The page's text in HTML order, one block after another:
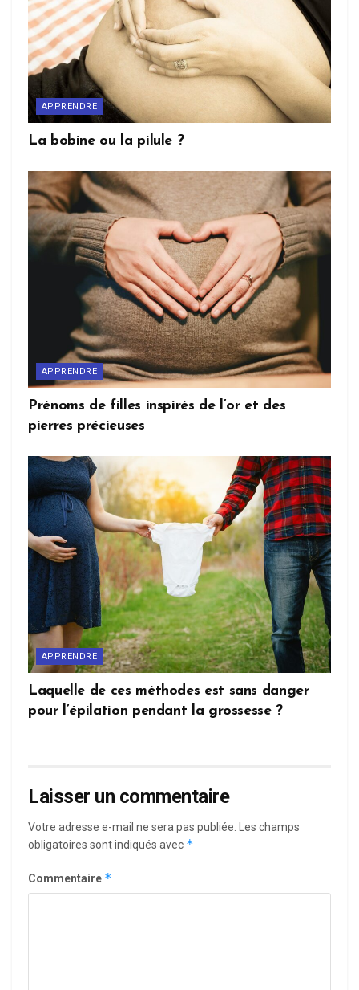
APPRENDRE
La bobine ou la pilule ?
APPRENDRE
Prénoms de filles inspirés de l’or et des
pierres précieuses
APPRENDRE
Laquelle de ces méthodes est sans danger
pour l’épilation pendant la grossesse ?
Laisser un commentaire
Votre adresse e-mail ne sera pas publiée. Les champs
obligatoires sont indiqués avec *
Commentaire *